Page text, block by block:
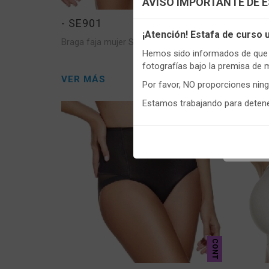
- SE901
Braga faja mujer Selene 901 Control
VER MÁS
-
VER
CONT
¡Atención! Estafa de curso
Hemos sido informados de
fotografías bajo la premisa de
Por favor, NO proporciones
Estamos trabajando para